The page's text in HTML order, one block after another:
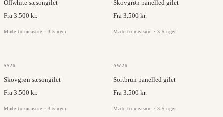
Offwhite sæsongilet
Fra 3.500 kr.
Made-to-measure · 3-5 uger
Skovgrøn panelled gilet
Fra 3.500 kr.
Made-to-measure · 3-5 uger
SS26
Skovgrøn sæsongilet
Fra 3.500 kr.
Made-to-measure · 3-5 uger
OLMETEX
AW26
Sortbrun panelled gilet
Fra 3.500 kr.
Made-to-measure · 3-5 uger